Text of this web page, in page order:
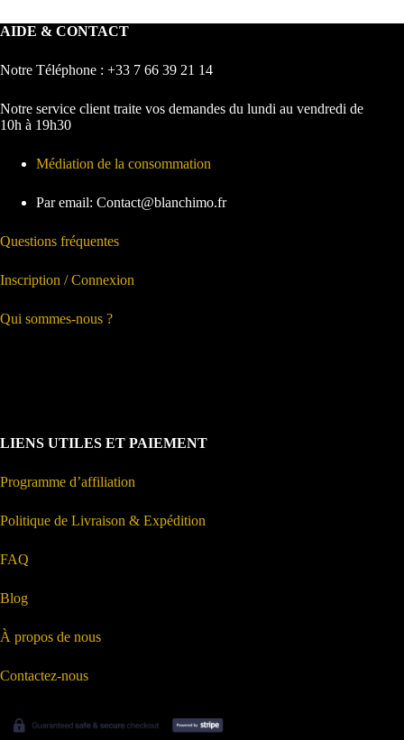
AIDE & CONTACT
Notre Téléphone : +33 7 66 39 21 14
Notre service client traite vos demandes du lundi au vendredi de
10h à 19h30
Médiation de la consommation
Par email: Contact@blanchimo.fr
Questions fréquentes
Inscription / Connexion
Qui sommes-nous ?
LIENS UTILES ET PAIEMENT
Programme d’affiliation
Politique de Livraison & Expédition
FAQ
Blog
À propos de nous
Contactez-nous